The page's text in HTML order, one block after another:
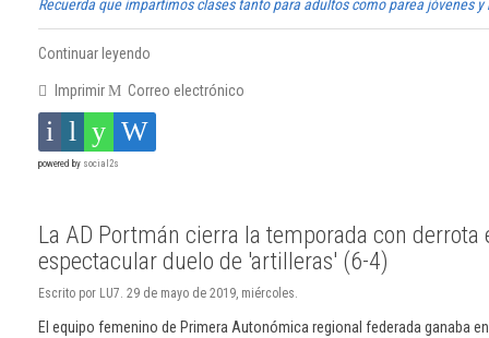
Recuerda que impartimos clases tanto para adultos como parea jóvenes y
Continuar leyendo
Imprimir Correo electrónico
powered by social2s
La AD Portmán cierra la temporada con derrota
espectacular duelo de 'artilleras' (6-4)
Escrito por LU7. 29 de mayo de 2019, miércoles.
El equipo femenino de Primera Autonómica regional federada ganaba